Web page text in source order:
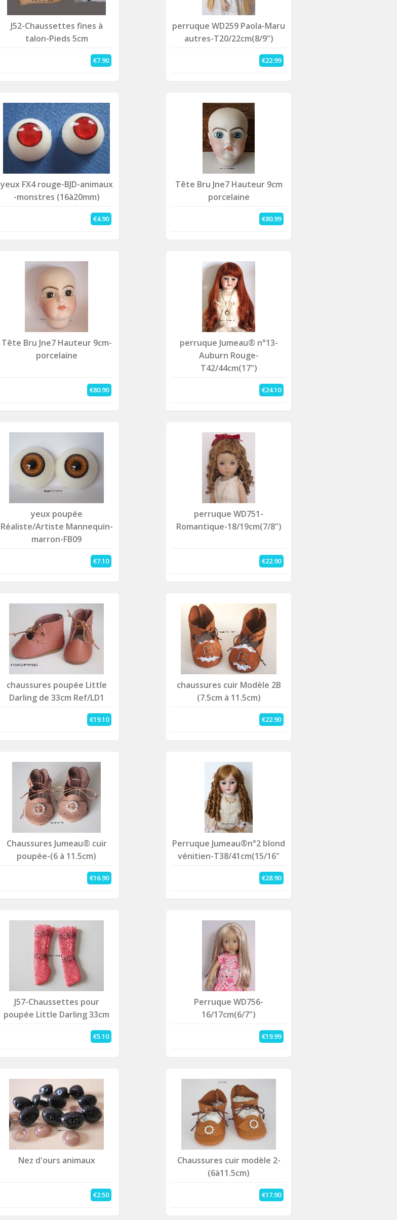
J52-Chaussettes fines à
talon-Pieds 5cm
€7.90
perruque WD259 Paola-Maru
autres-T20/22cm(8/9")
€22.99
yeux FX4 rouge-BJD-animaux
-monstres (16à20mm)
€4.90
Tête Bru Jne7 Hauteur 9cm
porcelaine
€80.99
Tête Bru Jne7 Hauteur 9cm-
porcelaine
€80.90
perruque Jumeau® n°13-
Auburn Rouge-
T42/44cm(17")
€24.10
yeux poupée
Réaliste/Artiste Mannequin-
marron-FB09
€7.10
perruque WD751-
Romantique-18/19cm(7/8")
€22.90
chaussures poupée Little
Darling de 33cm Ref/LD1
€19.10
chaussures cuir Modèle 2B
(7.5cm à 11.5cm)
€22.90
Chaussures Jumeau® cuir
poupée-(6 à 11.5cm)
€16.90
Perruque Jumeau®n°2 blond
vénitien-T38/41cm(15/16"
€28.90
J57-Chaussettes pour
poupée Little Darling 33cm
€5.10
Perruque WD756-
16/17cm(6/7")
€19.99
Nez d'ours animaux
€2.50
Chaussures cuir modèle 2-
(6à11.5cm)
€17.90